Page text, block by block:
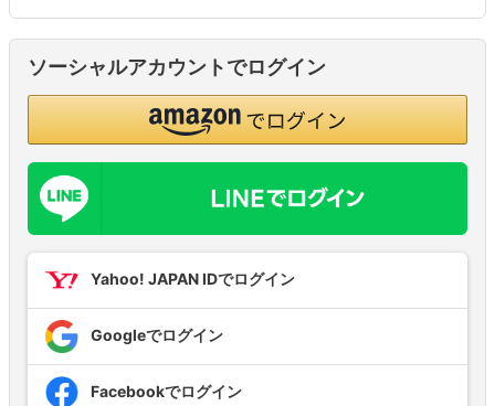
ソーシャルアカウントでログイン
Yahoo! JAPAN IDでログイン
Googleでログイン
Facebookでログイン